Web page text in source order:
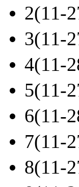
2(11-
3(11-
4(11-
5(11-
6(11-
7(11-
8(11-